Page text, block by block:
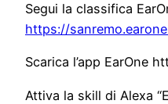
Segui la classifica
https://
Scarica l’app EarOne
Attiva la skill di Alexa